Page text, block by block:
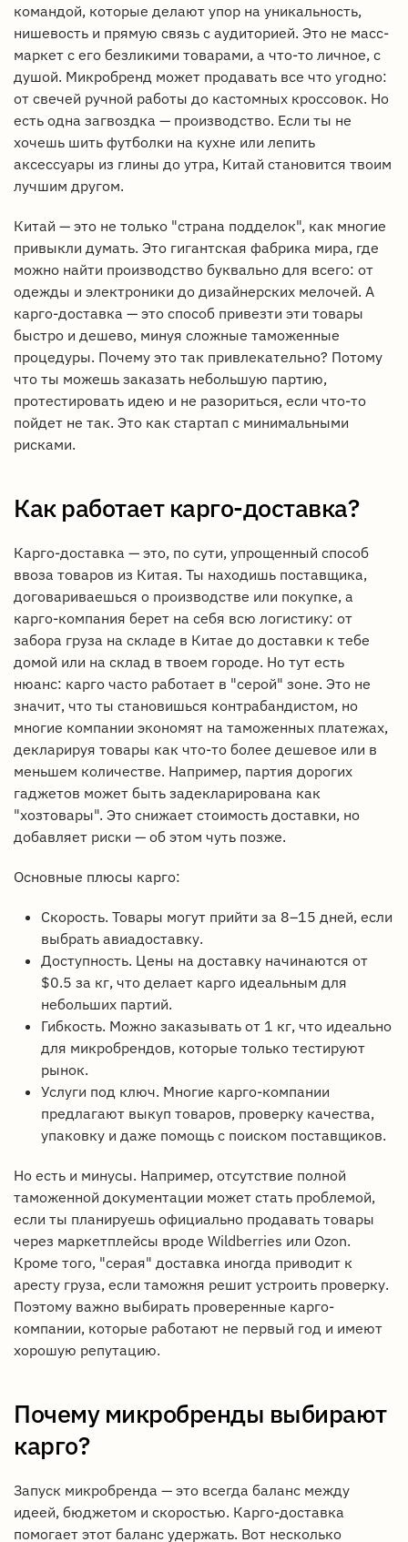
командой, которые делают упор на уникальность,
нишевость и прямую связь с аудиторией. Это не масс-
маркет с его безликими товарами, а что-то личное, с
душой. Микробренд может продавать все что угодно:
от свечей ручной работы до кастомных кроссовок. Но
есть одна загвоздка — производство. Если ты не
хочешь шить футболки на кухне или лепить
аксессуары из глины до утра, Китай становится твоим
лучшим другом.
Китай — это не только "страна подделок", как многие
привыкли думать. Это гигантская фабрика мира, где
можно найти производство буквально для всего: от
одежды и электроники до дизайнерских мелочей. А
карго-доставка — это способ привезти эти товары
быстро и дешево, минуя сложные таможенные
процедуры. Почему это так привлекательно? Потому
что ты можешь заказать небольшую партию,
протестировать идею и не разориться, если что-то
пойдет не так. Это как стартап с минимальными
рисками.
Как работает карго-доставка?
Карго-доставка — это, по сути, упрощенный способ
ввоза товаров из Китая. Ты находишь поставщика,
договариваешься о производстве или покупке, а
карго-компания берет на себя всю логистику: от
забора груза на складе в Китае до доставки к тебе
домой или на склад в твоем городе. Но тут есть
нюанс: карго часто работает в "серой" зоне. Это не
значит, что ты становишься контрабандистом, но
многие компании экономят на таможенных платежах,
декларируя товары как что-то более дешевое или в
меньшем количестве. Например, партия дорогих
гаджетов может быть задекларирована как
"хозтовары". Это снижает стоимость доставки, но
добавляет риски — об этом чуть позже.
Основные плюсы карго:
Скорость. Товары могут прийти за 8–15 дней, если
выбрать авиадоставку.
Доступность. Цены на доставку начинаются от
$0.5 за кг, что делает карго идеальным для
небольших партий.
Гибкость. Можно заказывать от 1 кг, что идеально
для микробрендов, которые только тестируют
рынок.
Услуги под ключ. Многие карго-компании
предлагают выкуп товаров, проверку качества,
упаковку и даже помощь с поиском поставщиков.
Но есть и минусы. Например, отсутствие полной
таможенной документации может стать проблемой,
если ты планируешь официально продавать товары
через маркетплейсы вроде Wildberries или Ozon.
Кроме того, "серая" доставка иногда приводит к
аресту груза, если таможня решит устроить проверку.
Поэтому важно выбирать проверенные карго-
компании, которые работают не первый год и имеют
хорошую репутацию.
Почему микробренды выбирают
карго?
Запуск микробренда — это всегда баланс между
идеей, бюджетом и скоростью. Карго-доставка
помогает этот баланс удержать. Вот несколько